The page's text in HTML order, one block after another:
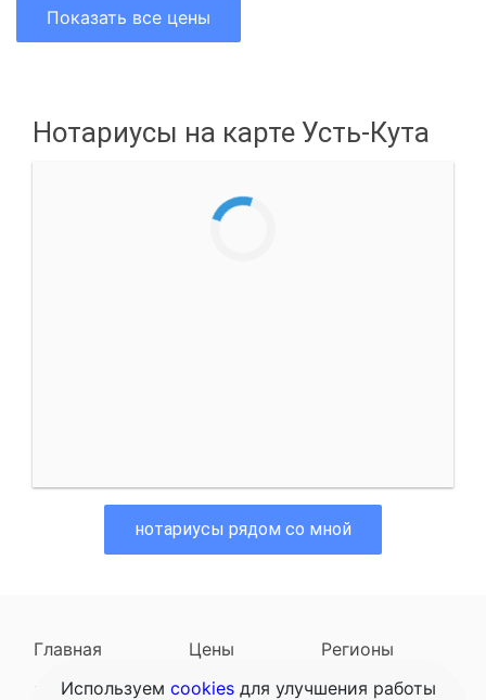
Показать все цены
Нотариусы на карте Усть-Кута
нотариусы рядом со мной
Главная Цены
Регионы
Наследодатели
Задать вопрос
Используем cookies для улучшения работы